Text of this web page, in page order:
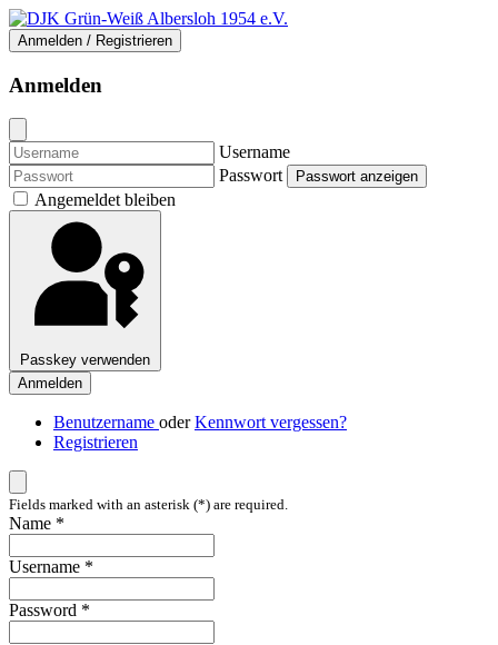
Anmelden / Registrieren
Anmelden
Username
Passwort
Passwort anzeigen
Angemeldet bleiben
Passkey verwenden
Anmelden
Benutzername oderKennwort vergessen?
Registrieren
Fields marked with an asterisk (*) are required.
Name *
Username *
Password *